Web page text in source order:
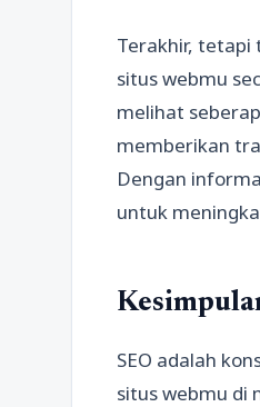
Terakhir, tetapi
situs webmu
melihat
memberikan
Dengan
untuk
SEO adalah
situs webmu di